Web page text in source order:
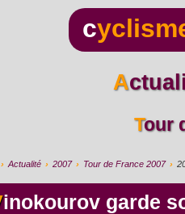
c
› Actualité › 2007 › Tour de France 2007 ›
Vinokourov garde